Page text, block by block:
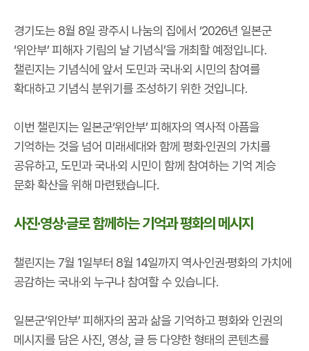
경기도는 8월 8일 광주시 나눔의 집에서 ‘2026년 일본군
‘위안부’ 피해자 기림의 날 기념식’을 개최할 예정입니다.
챌린지는 기념식에 앞서 도민과 국내·외 시민의 참여를
확대하고 기념식 분위기를 조성하기 위한 것입니다.
이번 챌린지는 일본군‘위안부’ 피해자의 역사적 아픔을
기억하는 것을 넘어 미래세대와 함께 평화·인권의 가치를
공유하고, 도민과 국내·외 시민이 함께 참여하는 기억 계승
문화 확산을 위해 마련됐습니다.
사진·영상·글로 함께하는 기억과 평화의 메시지
챌린지는 7월 1일부터 8월 14일까지 역사·인권·평화의 가치에
공감하는 국내·외 누구나 참여할 수 있습니다.
일본군‘위안부’ 피해자의 꿈과 삶을 기억하고 평화와 인권의
메시지를 담은 사진, 영상, 글 등 다양한 형태의 콘텐츠를